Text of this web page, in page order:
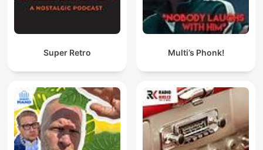
Super Retro Multi’s Phonk!